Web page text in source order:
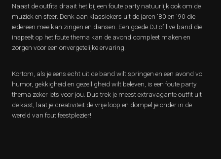
Naast de outfits draait het bij een foute party natuurlijk ook om de
muziek en sfeer. Denk aan klassiekers uit de jaren ’80 en ’90 die
iedereen mee kan zingen en dansen. Een goede DJ of live band die
inspeelt op het foute thema kan de avond compleet maken en
zorgen voor een onvergetelijke ervaring.
Kortom, als je eens echt uit de band wilt springen en een avond vol
humor, gekkigheid en gezelligheid wilt beleven, is een foute party
thema zeker iets voor jou. Dus trek je meest extravagante outfit uit
de kast, laat je creativiteit de vrije loop en dompel je onder in de
wereld van fout feestplezier!